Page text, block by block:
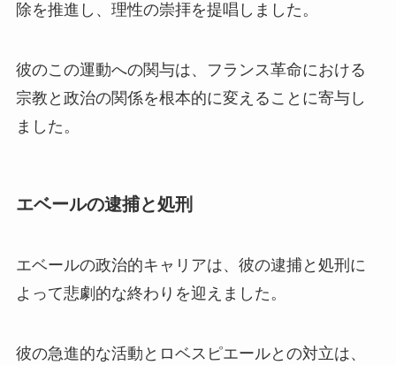
除を推進し、理性の崇拝を提唱しました。
彼のこの運動への関与は、フランス革命における
宗教と政治の関係を根本的に変えることに寄与し
ました。
エベールの逮捕と処刑
エベールの政治的キャリアは、彼の逮捕と処刑に
よって悲劇的な終わりを迎えました。
彼の急進的な活動とロベスピエールとの対立は、